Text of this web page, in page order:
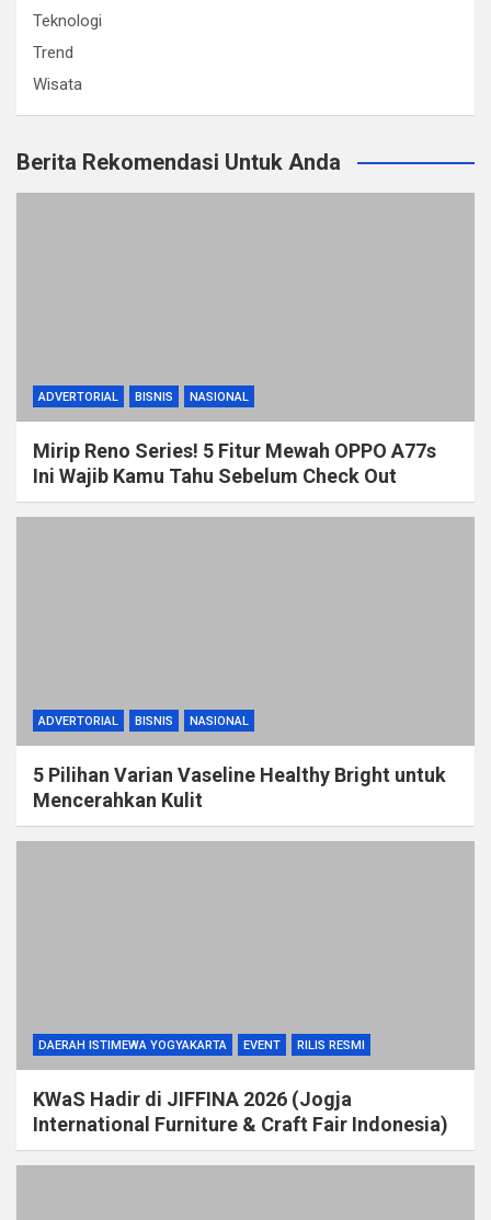
Teknologi
Trend
Wisata
Berita Rekomendasi Untuk Anda
ADVERTORIAL BISNIS NASIONAL
Mirip Reno Series! 5 Fitur Mewah OPPO A77s
Ini Wajib Kamu Tahu Sebelum Check Out
ADVERTORIAL BISNIS NASIONAL
5 Pilihan Varian Vaseline Healthy Bright untuk
Mencerahkan Kulit
DAERAH ISTIMEWA YOGYAKARTA EVENT RILIS RESMI
KWaS Hadir di JIFFINA 2026 (Jogja
International Furniture & Craft Fair Indonesia)